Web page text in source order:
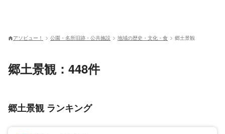
アソビュー！ 公園・名所旧跡・公共施設 地域の歴史・文化・食 郷土景観
郷土景観：448件
郷土景観 ランキング